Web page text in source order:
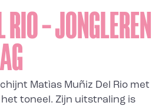
– JONGLEREN
Matìas Muñiz Del Rio met
toneel. Zijn uitstraling is